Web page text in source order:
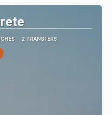
2 TRANSFERS